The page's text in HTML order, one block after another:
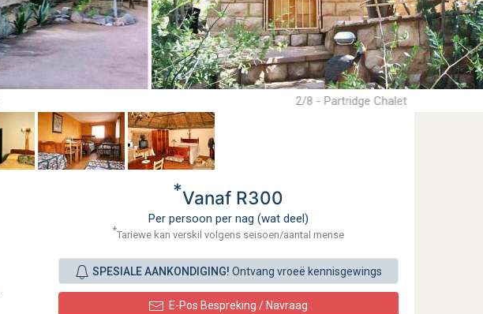
2/8 - Partridge Chalet
*Vanaf R300
Per persoon per nag (wat deel)
*Tariewe kan verskil volgens seisoen/aantal mense
SPESIALE AANKONDIGING! Ontvang vroeë kennisgewings
E-Pos Bespreking / Navraag